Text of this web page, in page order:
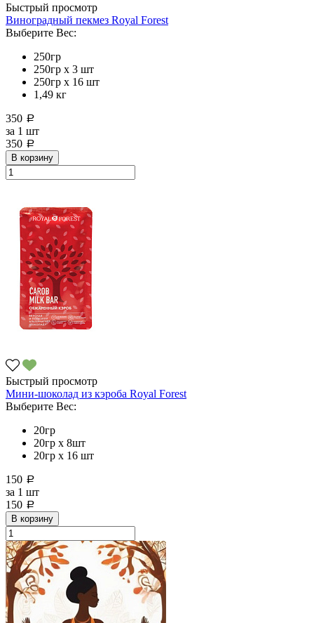
Быстрый просмотр
Виноградный пекмез Royal Forest
Выберите Вес:
250гр
250гр х 3 шт
250гр х 16 шт
1,49 кг
350 a
за 1 шт
350 a
В корзину
Быстрый просмотр
Мини-шоколад из кэроба Royal Forest
Выберите Вес:
20гр
20гр x 8шт
20гр х 16 шт
150 a
за 1 шт
150 a
В корзину